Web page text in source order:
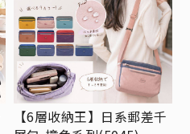
【6層收納王】日系郵差千